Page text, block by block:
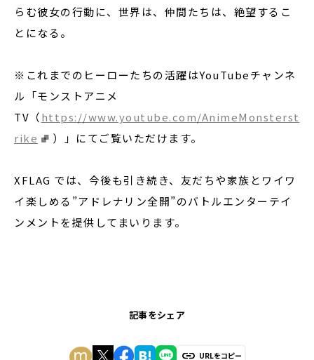
らむ彼女の行動に、世界は、仲間たちは、絶望するこ
とになる。
※これまでのヒーローたちの活躍はYouTubeチャンネ
ル「モンストアニメ
TV（https://www.youtube.com/AnimeMonsterst
rike
）」にてご覧いただけます。
XFLAG では、今後も引き続き、友だちや家族とワイワ
イ楽しめる”アドレナリン全開”のバトルエンターテイ
ンメントを提供してまいります。
記事をシェア
URLをコピー